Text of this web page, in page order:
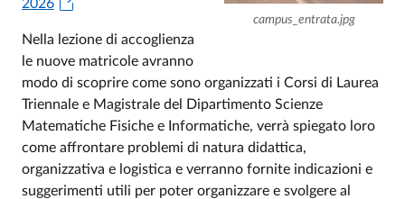
campus_entrata.jpg
2026
Nella lezione di accoglienza
le nuove matricole avranno
modo di scoprire come sono organizzati i Corsi di Laurea
Triennale e Magistrale del Dipartimento Scienze
Matematiche Fisiche e Informatiche, verrà spiegato loro
come affrontare problemi di natura didattica,
organizzativa e logistica e verranno fornite indicazioni e
suggerimenti utili per poter organizzare e svolgere al